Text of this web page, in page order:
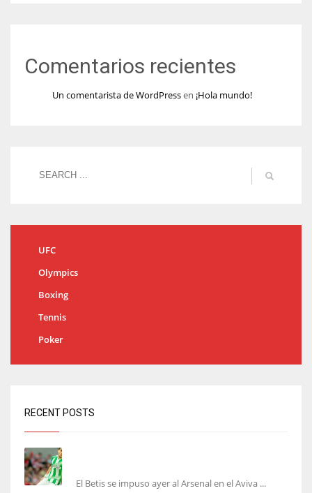
Comentarios recientes
Un comentarista de WordPressen ¡Hola mundo!
UFC
Olympics
Boxing
Tennis
Poker
RECENT POSTS
El Betis se impuso ayer al Arsenal en el Aviva ...